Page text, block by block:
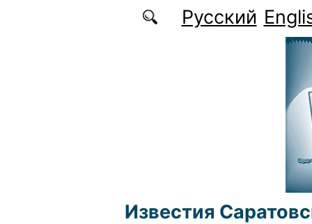
Перейти к основному содержаниюРусский
Известия